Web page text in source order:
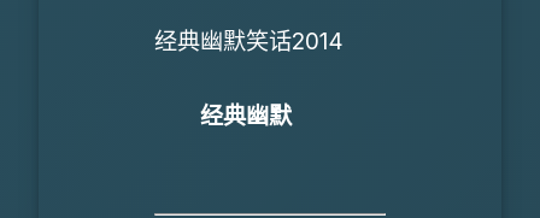
经典幽默笑话2014
经典幽默